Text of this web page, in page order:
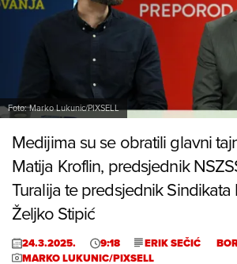
Foto: Marko Lukunic/PIXSELL
Medijima su se obratili glavni
Matija Kroflin, predsjednik
Turalija te predsjednik
Željko Stipić
24.3.2025. 9:18 ERIK SEČIĆ
MARKO LUKUNIC/PIXSELL